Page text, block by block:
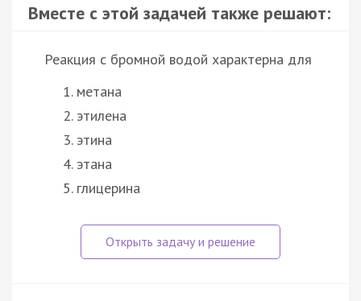
Вместе с этой задачей также решают:
Реакция с бромной водой характерна для
метана
этилена
этина
этана
глицерина